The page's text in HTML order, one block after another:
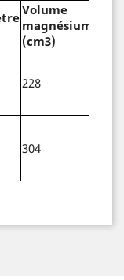
Volume
magnésium
(cm3)
228
304